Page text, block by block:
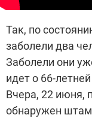
Так, по
заболели два
Заболели они
идет о 66-
Вчера, 22 июня,
обнаружен